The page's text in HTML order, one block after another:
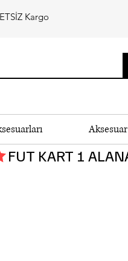
Kargo
Aksesuar